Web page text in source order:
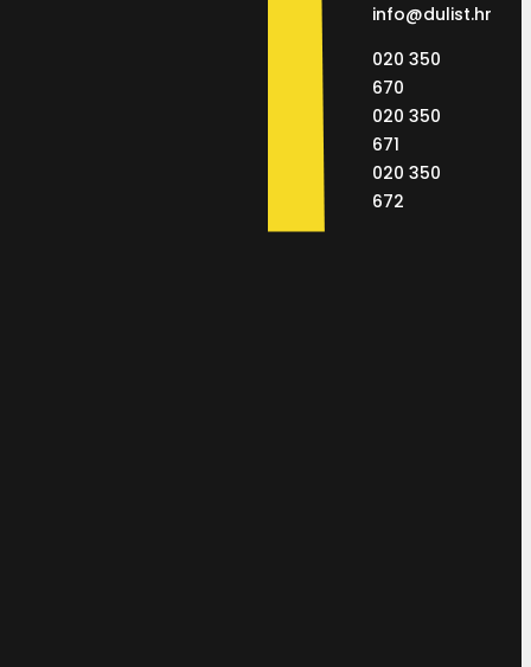
info@dulist.hr
020 350
670
020 350
671
020 350
672